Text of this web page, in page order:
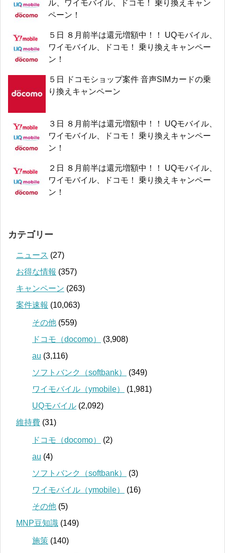
ル、ワイモバイル、ドコモ！ 乗り換えキャン
ペーン！
５日 ８月前半は還元増額中！！ UQモバイル、
ワイモバイル、ドコモ！ 乗り換えキャンペー
ン！
５日 ドコモショップ案件 音声SIMカードの乗
り換えキャンペーン
３日 ８月前半は還元増額中！！ UQモバイル、
ワイモバイル、ドコモ！ 乗り換えキャンペー
ン！
２日 ８月前半は還元増額中！！ UQモバイル、
ワイモバイル、ドコモ！ 乗り換えキャンペー
ン！
カテゴリー
ニュース (27)
お得な情報 (357)
キャンペーン (263)
案件速報 (10,063)
その他 (559)
ドコモ（docomo）
(3,908)
au (3,116)
ソフトバンク（softbank）
(349)
ワイモバイル（ymobile）
(1,981)
UQモバイル (2,092)
維持費 (31)
ドコモ（docomo）
(2)
au (4)
ソフトバンク（softbank）
(3)
ワイモバイル（ymobile）
(16)
その他 (5)
MNP豆知識 (149)
施策 (140)